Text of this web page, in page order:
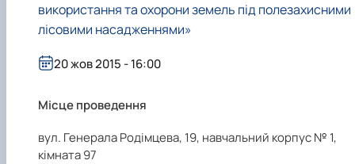
використання та охорони земель під полезахисними
лісовими насадженнями»
20 жов 2015 - 16:00
Місце проведення
вул. Генерала Родімцева, 19, навчальний корпус № 1,
кімната 97